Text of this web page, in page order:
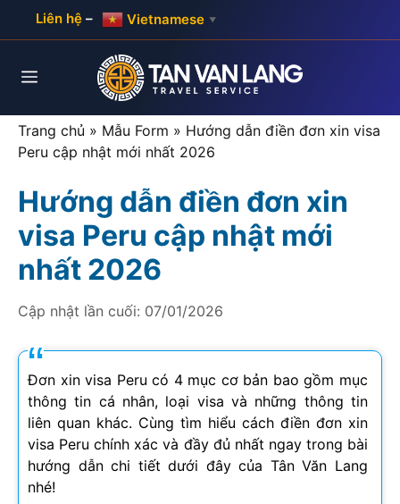
Liên hệ – Vietnamese ▼
Menu
Trang chủ » Mẫu Form » Hướng dẫn điền đơn xin visa
Peru cập nhật mới nhất 2026
Hướng dẫn điền đơn xin
visa Peru cập nhật mới
nhất 2026
Cập nhật lần cuối: 07/01/2026
Đơn xin visa Peru có 4 mục cơ bản bao gồm mục
thông tin cá nhân, loại visa và những thông tin
liên quan khác. Cùng tìm hiểu cách điền đơn xin
visa Peru chính xác và đầy đủ nhất ngay trong bài
hướng dẫn chi tiết dưới đây của Tân Văn Lang
nhé!